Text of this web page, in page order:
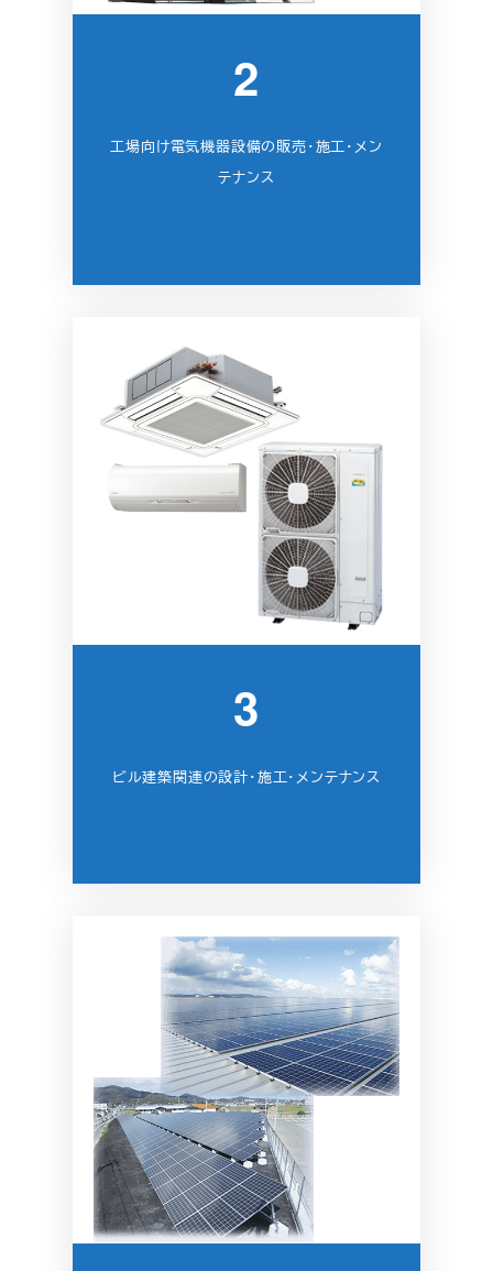
2
工場向け電気機器設備の販売・施工・メン
テナンス
3
ビル建築関連の設計・施工・メンテナンス